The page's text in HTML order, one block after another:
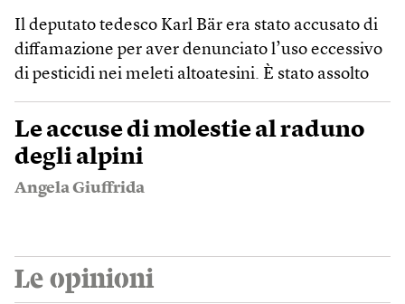
Il deputato tedesco Karl Bär era stato accusato di
diffamazione per aver denunciato l’uso eccessivo
di pesticidi nei meleti altoatesini. È stato assolto
Le accuse di molestie al raduno
degli alpini
Angela Giuffrida
Le opinioni